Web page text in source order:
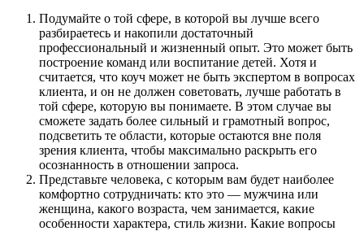
Подумайте о той сфере, в которой вы лучше всего
разбираетесь и накопили достаточный
профессиональный и жизненный опыт. Это может быть
построение команд или воспитание детей. Хотя и
считается, что коуч может не быть экспертом в вопросах
клиента, и он не должен советовать, лучше работать в
той сфере, которую вы понимаете. В этом случае вы
сможете задать более сильный и грамотный вопрос,
подсветить те области, которые остаются вне поля
зрения клиента, чтобы максимально раскрыть его
осознанность в отношении запроса.
Представьте человека, с которым вам будет наиболее
комфортно сотрудничать: кто это — мужчина или
женщина, какого возраста, чем занимается, какие
особенности характера, стиль жизни. Какие вопросы